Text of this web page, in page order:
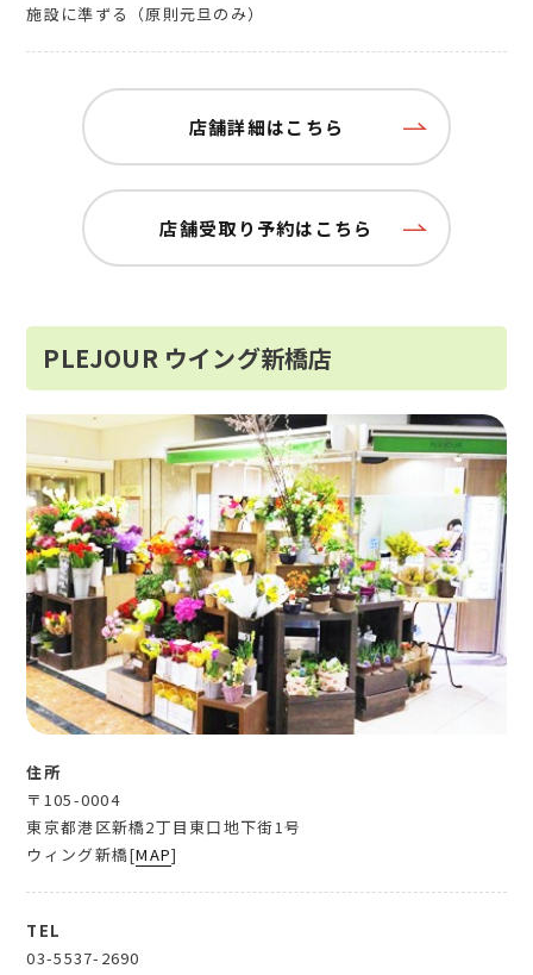
施設に準ずる（原則元旦のみ）
店舗詳細はこちら
店舗受取り予約はこちら
PLEJOUR ウイング新橋店
住所
〒105-0004
東京都港区新橋2丁目東口地下街1号
ウィング新橋[MAP]
TEL
03-5537-2690